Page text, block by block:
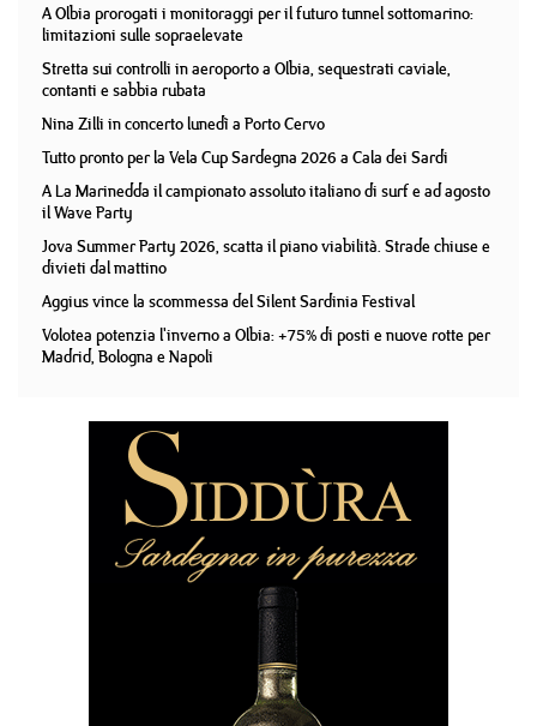
A Olbia prorogati i monitoraggi per il futuro tunnel sottomarino:
limitazioni sulle sopraelevate
Stretta sui controlli in aeroporto a Olbia, sequestrati caviale,
contanti e sabbia rubata
Nina Zilli in concerto lunedì a Porto Cervo
Tutto pronto per la Vela Cup Sardegna 2026 a Cala dei Sardi
A La Marinedda il campionato assoluto italiano di surf e ad agosto
il Wave Party
Jova Summer Party 2026, scatta il piano viabilità. Strade chiuse e
divieti dal mattino
Aggius vince la scommessa del Silent Sardinia Festival
Volotea potenzia l'inverno a Olbia: +75% di posti e nuove rotte per
Madrid, Bologna e Napoli